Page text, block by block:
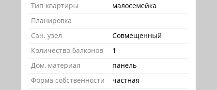
Тип квартиры
малосемейка
Планировка
Сан. узел
Совмещенный
Количество балконов
1
Дом, материал
панель
Форма собственности
частная